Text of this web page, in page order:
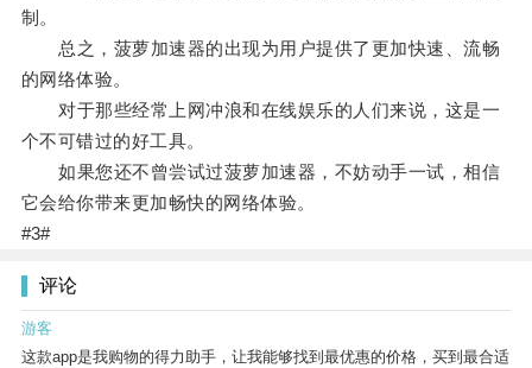
制。
总之，菠萝加速器的出现为用户提供了更加快速、流畅
的网络体验。
对于那些经常上网冲浪和在线娱乐的人们来说，这是一
个不可错过的好工具。
如果您还不曾尝试过菠萝加速器，不妨动手一试，相信
它会给你带来更加畅快的网络体验。
#3#
评论
游客
这款app是我购物的得力助手，让我能够找到最优惠的价格，买到最合适